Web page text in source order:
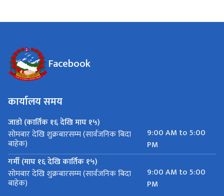
Facebook
कार्यालय समय
जाडो (कार्तिक १६ देखि माघ १५)
सोमबार देखि शुक्रबारसम्म (सार्वजनिक बिदा
बाहेक)
9:00 AM to 5:00
PM
गर्मी (माघ १६ देखि कार्तिक १५)
सोमबार देखि शुक्रबारसम्म (सार्वजनिक बिदा
बाहेक)
9:00 AM to 5:00
PM